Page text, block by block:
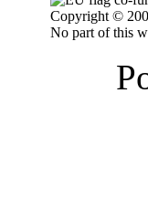
Copyright ©
No part of this